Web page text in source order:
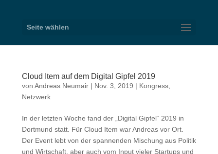
Seite wählen
Cloud Item auf dem Digital Gipfel 2019
von Andreas Neumair| Nov. 3, 2019 | Kongress,
Netzwerk
In der letzten Woche fand der „Digital Gipfel“ 2019 in
Dortmund statt. Für Cloud Item war Andreas vor Ort.
Der Event lebt von der spannenden Mischung aus Politik
und Wirtschaft, aber auch vom Input vieler Startups und